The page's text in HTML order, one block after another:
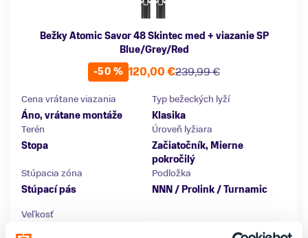
Bežky Atomic Savor 48 Skintec med + viazanie SP
Blue/Grey/Red
-50 %
239,99 €
120,00 €
Cena vrátane viazania
Áno, vrátane montáže
Typ bežeckých lyží
Klasika
Terén
Stopa
Úroveň lyžiara
Začiatočník, Mierne
pokročilý
Stúpacia zóna
Stúpací pás
Podložka
NNN / Prolink / Turnamic
Veľkosť
194 cm